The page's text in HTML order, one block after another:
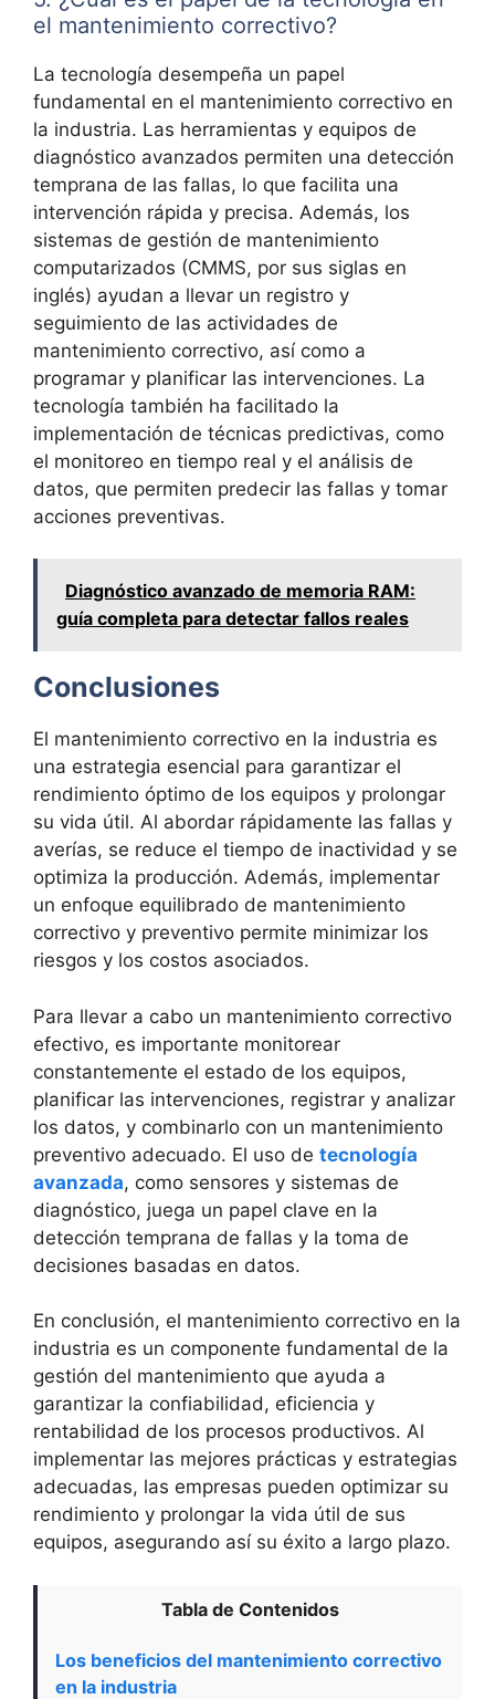
el mantenimiento correctivo?
La tecnología desempeña un papel
fundamental en el mantenimiento correctivo en
la industria. Las herramientas y equipos de
diagnóstico avanzados permiten una detección
temprana de las fallas, lo que facilita una
intervención rápida y precisa. Además, los
sistemas de gestión de mantenimiento
computarizados (CMMS, por sus siglas en
inglés) ayudan a llevar un registro y
seguimiento de las actividades de
mantenimiento correctivo, así como a
programar y planificar las intervenciones. La
tecnología también ha facilitado la
implementación de técnicas predictivas, como
el monitoreo en tiempo real y el análisis de
datos, que permiten predecir las fallas y tomar
acciones preventivas.
Diagnóstico avanzado de memoria RAM:
guía completa para detectar fallos reales
Conclusiones
El mantenimiento correctivo en la industria es
una estrategia esencial para garantizar el
rendimiento óptimo de los equipos y prolongar
su vida útil. Al abordar rápidamente las fallas y
averías, se reduce el tiempo de inactividad y se
optimiza la producción. Además, implementar
un enfoque equilibrado de mantenimiento
correctivo y preventivo permite minimizar los
riesgos y los costos asociados.
Para llevar a cabo un mantenimiento correctivo
efectivo, es importante monitorear
constantemente el estado de los equipos,
planificar las intervenciones, registrar y analizar
los datos, y combinarlo con un mantenimiento
preventivo adecuado. El uso de tecnología
avanzada, como sensores y sistemas de
diagnóstico, juega un papel clave en la
detección temprana de fallas y la toma de
decisiones basadas en datos.
En conclusión, el mantenimiento correctivo en la
industria es un componente fundamental de la
gestión del mantenimiento que ayuda a
garantizar la confiabilidad, eficiencia y
rentabilidad de los procesos productivos. Al
implementar las mejores prácticas y estrategias
adecuadas, las empresas pueden optimizar su
rendimiento y prolongar la vida útil de sus
equipos, asegurando así su éxito a largo plazo.
Tabla de Contenidos
Los beneficios del mantenimiento correctivo
en la industria